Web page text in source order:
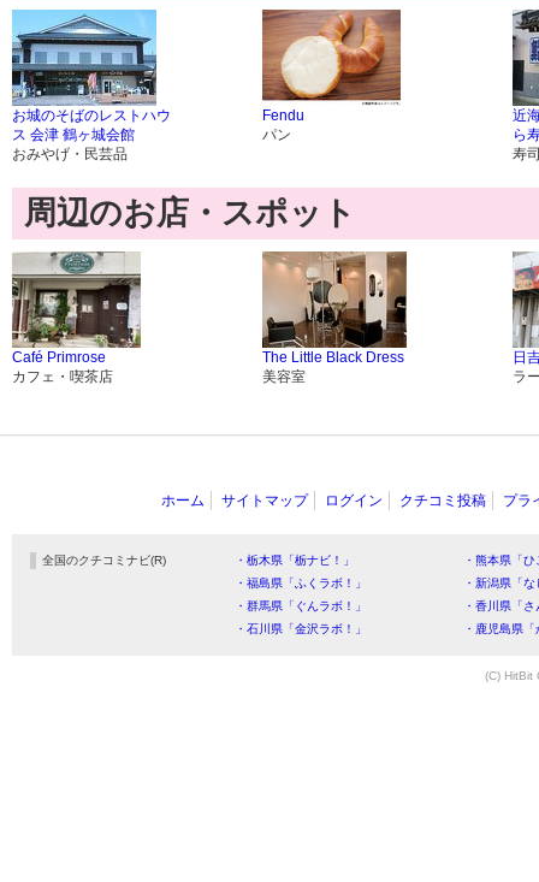
お城のそばのレストハウ
ス 会津 鶴ヶ城会館
おみやげ・民芸品
Fendu
パン
近
ら
寿
周辺のお店・スポット
Café Primrose
カフェ・喫茶店
The Little Black Dress
美容室
日
ラ
ホーム サイトマップ ログイン クチコミ投稿 プラ
全国のクチコミナビ(R) ・栃木県「栃ナビ！」
・熊本県「
・福島県「ふくラボ！」
・新潟県「
・群馬県「ぐんラボ！」
・香川県「
・石川県「金沢ラボ！」
・鹿児島県
(C) HitBit